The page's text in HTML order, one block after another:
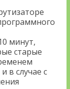
минут,
старые
в случае с